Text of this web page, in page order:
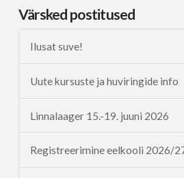
Värsked postitused
Ilusat suve!
Uute kursuste ja huviringide info
Linnalaager 15.-19. juuni 2026
Registreerimine eelkooli 2026/